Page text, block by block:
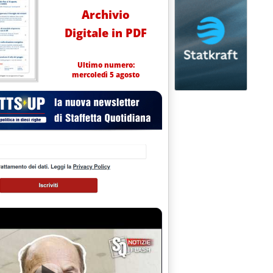
Archivio
Digitale in PDF
Ultimo numero:
mercoledì 5 agosto